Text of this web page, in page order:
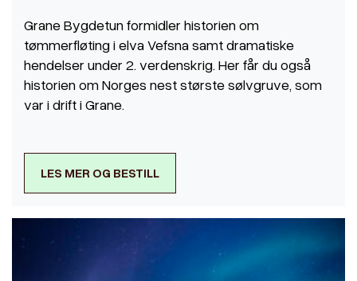
Grane Bygdetun formidler historien om
tømmerfløting i elva Vefsna samt dramatiske
hendelser under 2. verdenskrig. Her får du også
historien om Norges nest største sølvgruve, som
var i drift i Grane.
LES MER OG BESTILL